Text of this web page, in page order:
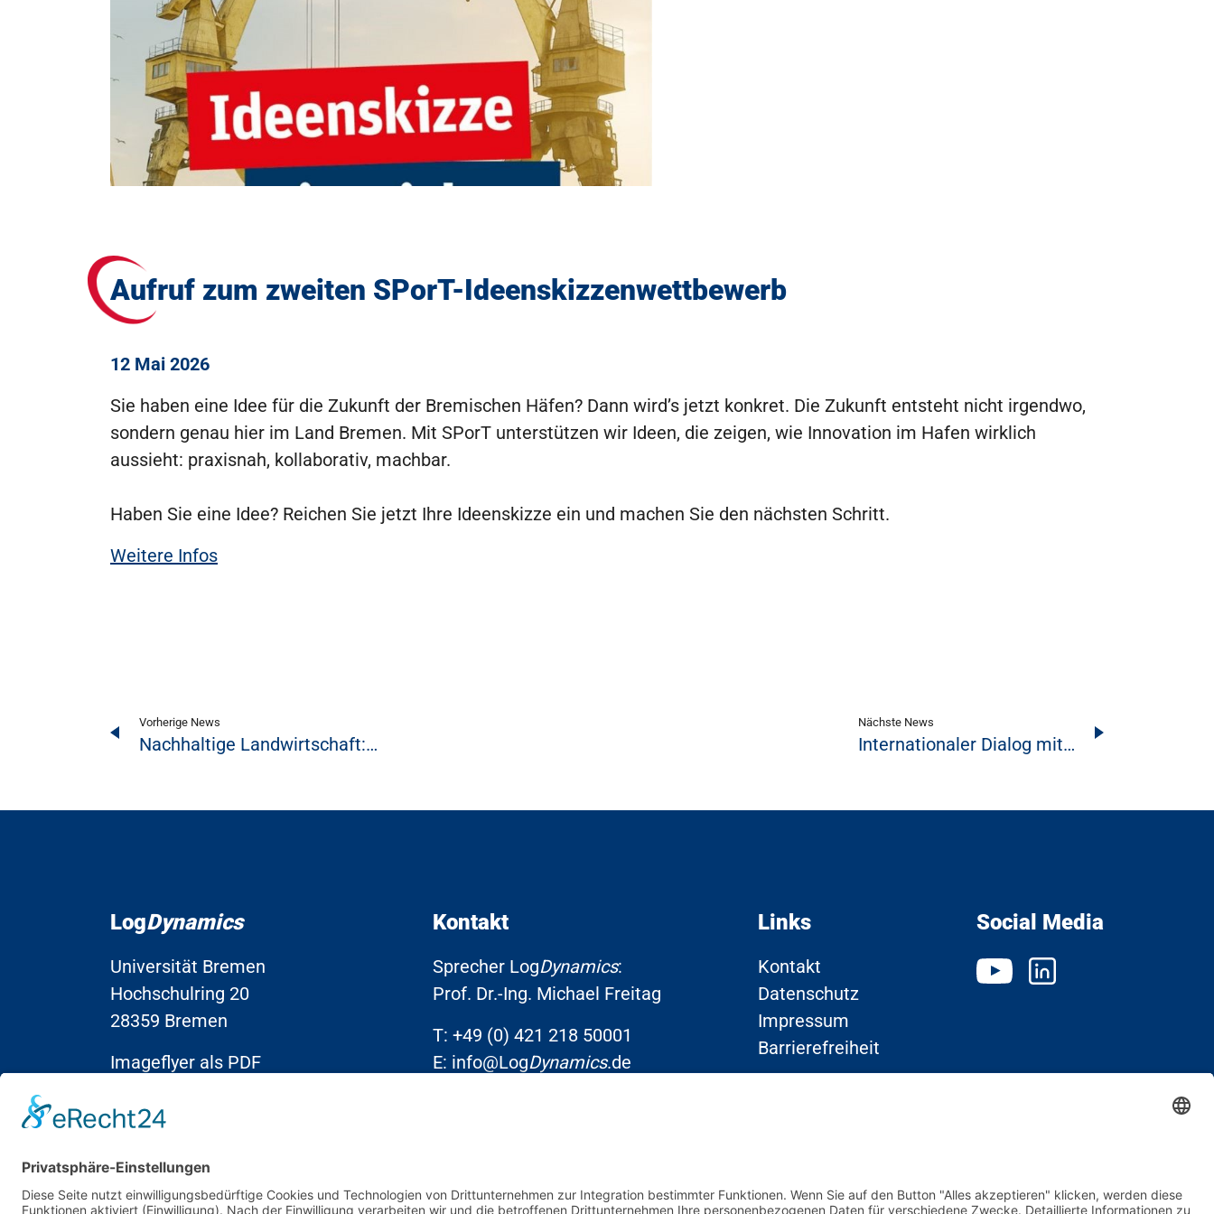
Aufruf zum zweiten SPorT-Ideenskizzenwettbewerb
12 Mai 2026
Sie haben eine Idee für die Zukunft der Bremischen Häfen? Dann wird’s jetzt konkret. Die Zukunft entsteht nicht irgendwo,
sondern genau hier im Land Bremen. Mit SPorT unterstützen wir Ideen, die zeigen, wie Innovation im Hafen wirklich
aussieht: praxisnah, kollaborativ, machbar.
Haben Sie eine Idee? Reichen Sie jetzt Ihre Ideenskizze ein und machen Sie den nächsten Schritt.
Weitere Infos
Vorherige News
Nachhaltige Landwirtschaft:…
Nächste News
Internationaler Dialog mit…
LogDynamics
Universität Bremen
Hochschulring 20
28359 Bremen
Imageflyer als PDF
Kontakt
Sprecher LogDynamics:
Prof. Dr.-Ing. Michael Freitag
T: +49 (0) 421 218 50001
E: info@LogDynamics.de
Links
Kontakt
Datenschutz
Impressum
Barrierefreiheit
Social Media